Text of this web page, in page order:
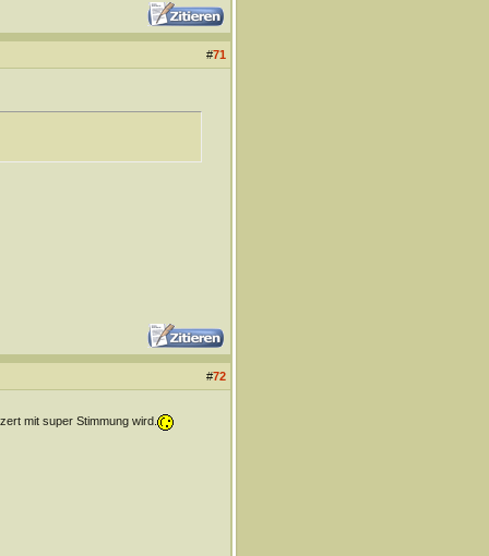
#71
#72
mit super Stimmung wird.